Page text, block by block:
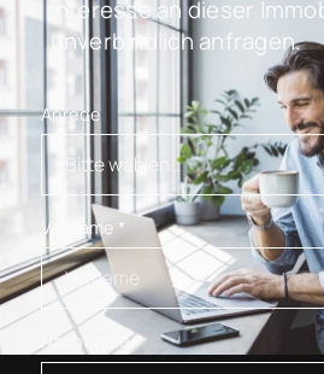
Interesse an dieser
unverbindlich anfragen.
Anrede
Vorname *
Nachname*